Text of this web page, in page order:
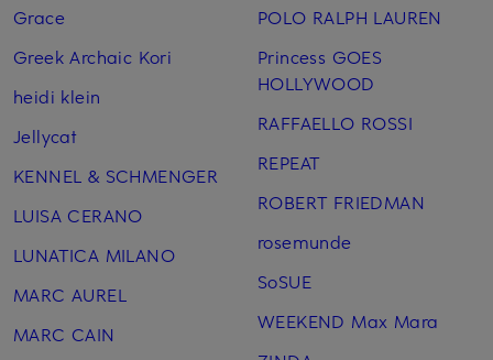
Grace
Greek Archaic Kori
heidi klein
Jellycat
KENNEL & SCHMENGER
LUISA CERANO
LUNATICA MILANO
MARC AUREL
MARC CAIN
POLO RALPH LAUREN
Princess GOES
HOLLYWOOD
RAFFAELLO ROSSI
REPEAT
ROBERT FRIEDMAN
rosemunde
SoSUE
WEEKEND Max Mara